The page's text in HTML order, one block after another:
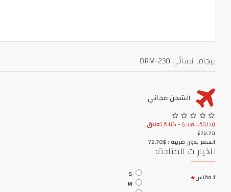
بيجاما نسائي DRM-230
الشحن مجاني
(0 التقييمات) -كتابة تعليق
$72.70
السعر بدون ضريبة : $72.70
الخيارات المتاحة:
المقاس
S
M